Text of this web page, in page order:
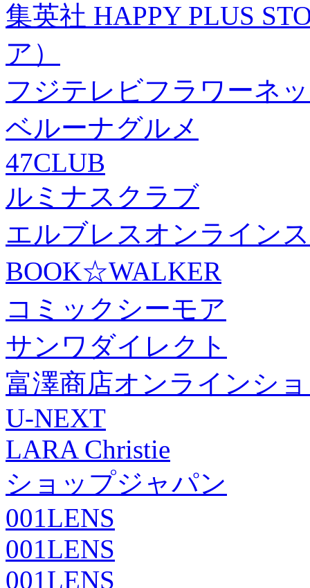
集英社 HAPPY PLUS
ア）
フジテレビフラワーネ
ベルーナグルメ
47CLUB
ルミナスクラブ
エルブレスオンライン
BOOK☆WALKER
コミックシーモア
サンワダイレクト
富澤商店オンラインシ
U-NEXT
LARA Christie
ショップジャパン
001LENS
001LENS
001LENS